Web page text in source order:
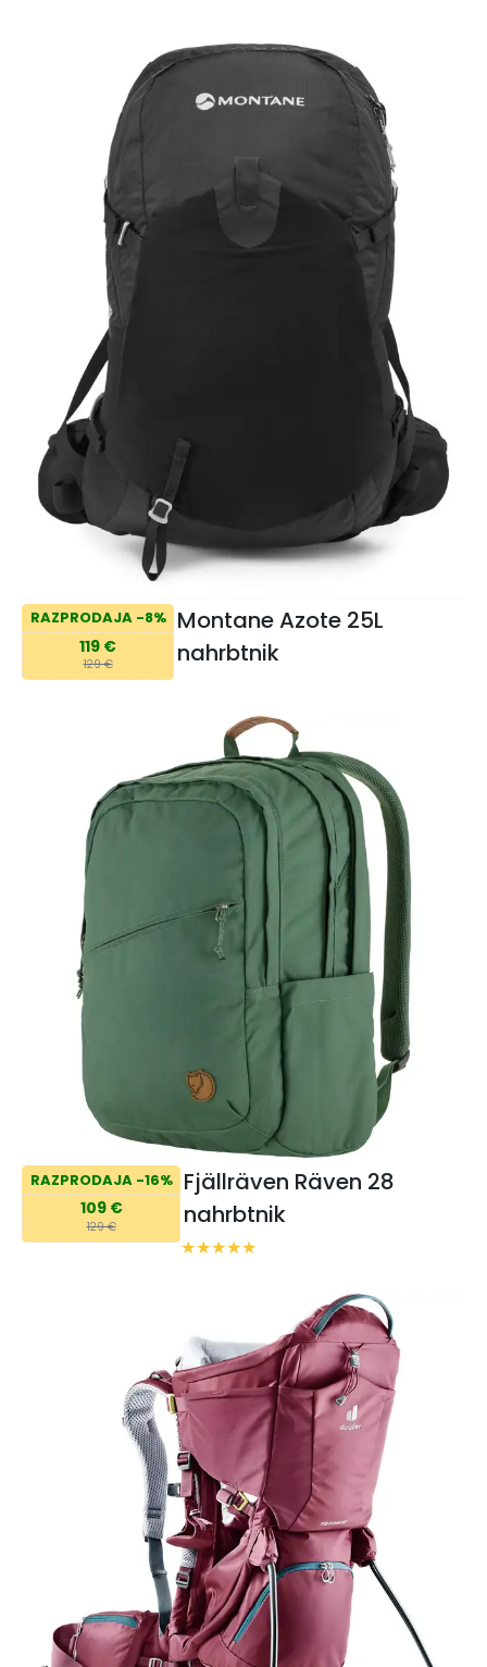
RAZPRODAJA -8%
119 €
129 €
Montane Azote 25L
nahrbtnik
RAZPRODAJA -16%
109 €
129 €
Fjällräven Räven 28
nahrbtnik